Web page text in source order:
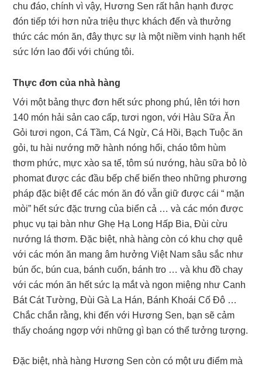
chu đáo, chính vì vậy, Hương Sen rất hân hạnh được
đón tiếp tới hơn nửa triệu thực khách đến và thưởng
thức các món ăn, đây thực sự là một niềm vinh hạnh hết
sức lớn lao đối với chúng tôi.
Thực đơn của nhà hàng
Với một bảng thực đơn hết sức phong phú, lên tới hơn
140 món hải sản cao cấp, tươi ngon, với Hàu Sữa Ăn
Gỏi tươi ngon, Cá Tầm, Cá Ngừ, Cá Hồi, Bạch Tuộc ăn
gỏi, tu hài nướng mỡ hành nóng hổi, cháo tôm hùm
thơm phức, mực xào sa tế, tôm sú nướng, hàu sữa bỏ lò
phomat được các đầu bếp chế biến theo những phương
pháp đặc biệt để các món ăn đó vẫn giữ được cái “ mặn
mòi” hết sức đặc trưng của biển cả … và các món được
phục vụ tại bàn như Ghẹ Hạ Long Hấp Bia, Đùi cừu
nướng lá thơm. Đặc biệt, nhà hàng còn có khu chợ quê
với các món ăn mang âm hưởng Việt Nam sâu sắc như
bún ốc, bún cua, bánh cuốn, bánh tro … và khu đồ chay
với các món ăn hết sức lạ mắt và ngon miệng như Canh
Bát Cát Tường, Đùi Gà La Hán, Bánh Khoái Cố Đô …
Chắc chắn rằng, khi đến với Hương Sen, bạn sẽ cảm
thấy choáng ngợp với những gì bạn có thể tưởng tượng.
Đặc biệt, nhà hàng Hương Sen còn có một ưu điểm mà